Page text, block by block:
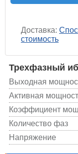
Доставка:
стоимость
Трехфазный
Выходная
Активная
Коэффициент
Количество фаз
Напряжение